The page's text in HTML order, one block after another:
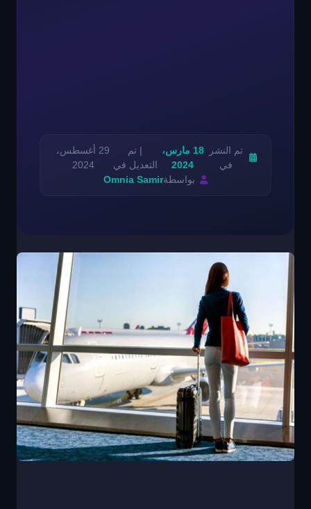
تم النشر
في
18 مارس،
2024
| تم
التعديل في
29 أغسطس،
2024
بواسطةOmnia Samir